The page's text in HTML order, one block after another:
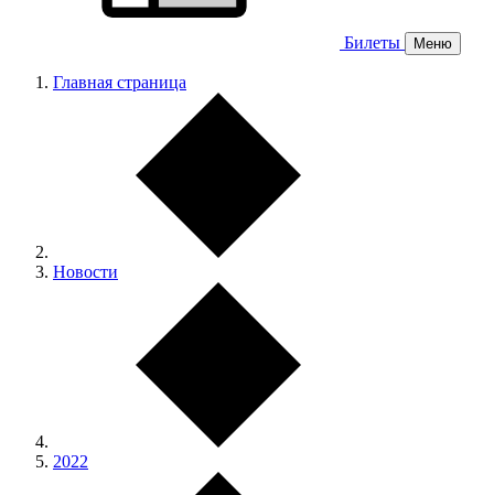
Билеты Меню
Главная страница
Новости
2022